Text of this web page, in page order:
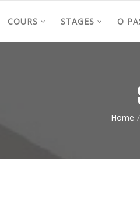
COURS STAGES O
Home